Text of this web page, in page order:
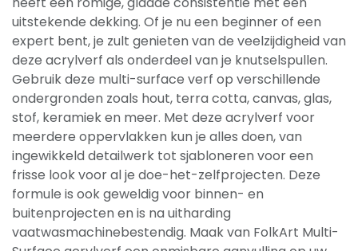
uitstekende dekking. Of je nu een beginner of een
expert bent, je zult genieten van de veelzijdigheid van
deze acrylverf als onderdeel van je knutselspullen.
Gebruik deze multi-surface verf op verschillende
ondergronden zoals hout, terra cotta, canvas, glas,
stof, keramiek en meer. Met deze acrylverf voor
meerdere oppervlakken kun je alles doen, van
ingewikkeld detailwerk tot sjabloneren voor een
frisse look voor al je doe-het-zelfprojecten. Deze
formule is ook geweldig voor binnen- en
buitenprojecten en is na uitharding
vaatwasmachinebestendig. Maak van FolkArt Multi-